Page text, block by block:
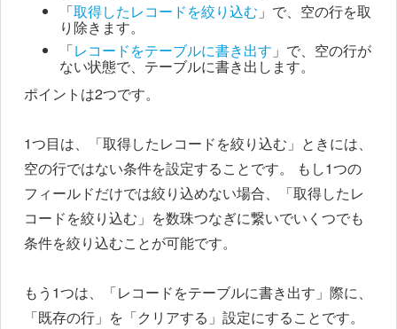
「取得したレコードを絞り込む 」で、空の行を取
り除きます。
「レコードをテーブルに書き出す 」で、空の行が
ない状態で、テーブルに書き出します。
ポイントは2つです。
1つ目は、「取得したレコードを絞り込む」ときには、
空の行ではない条件を設定することです。 もし1つの
フィールドだけでは絞り込めない場合、「取得したレ
コードを絞り込む」を数珠つなぎに繋いでいくつでも
条件を絞り込むことが可能です。
もう1つは、「レコードをテーブルに書き出す」際に、
「既存の行」を「クリアする」設定にすることです。